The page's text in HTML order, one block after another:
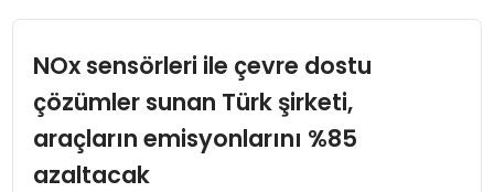
DÜNYA
TEKNOLOJİ
NOx sensörleri ile çevre dostu
çözümler sunan Türk şirketi,
araçların emisyonlarını %85
azaltacak